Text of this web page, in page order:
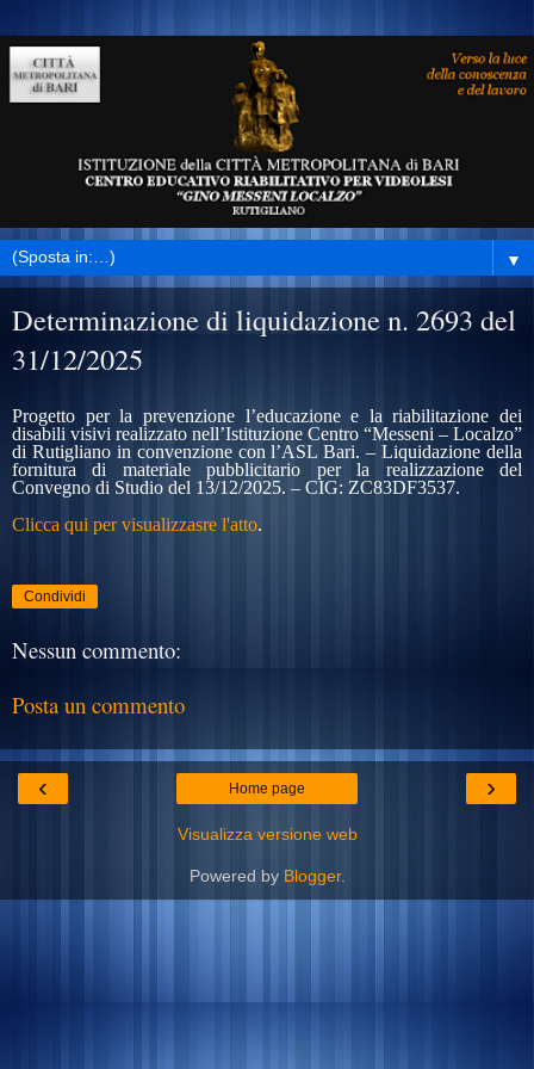
▼
Determinazione di liquidazione n. 2693 del
31/12/2025
Progetto per la prevenzione l’educazione e la riabilitazione dei
disabili visivi realizzato nell’Istituzione Centro “Messeni – Localzo”
di Rutigliano in convenzione con l’ASL Bari. – Liquidazione della
fornitura
di materiale pubblicitario per la realizzazione del
Convegno di Studio del 13/12/2025. – CIG: ZC83DF3537.
Clicca qui per visualizzasre l'atto.
Condividi
Nessun commento:
Posta un commento
‹ ›
Home page
Visualizza versione web
Powered by Blogger.